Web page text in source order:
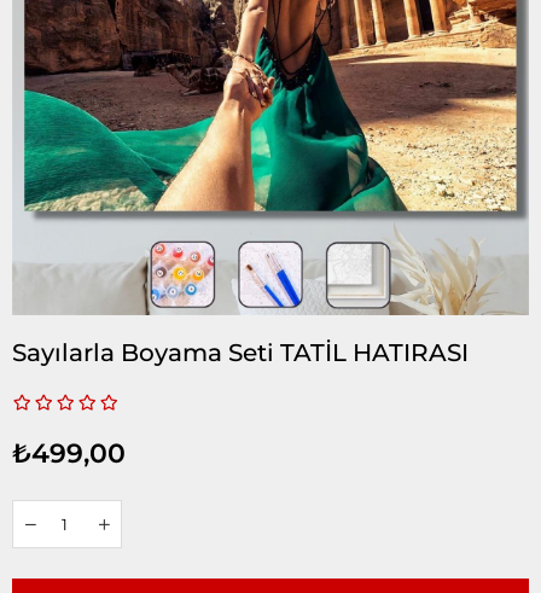
Sayılarla Boyama Seti TATİL HATIRASI
₺499,00